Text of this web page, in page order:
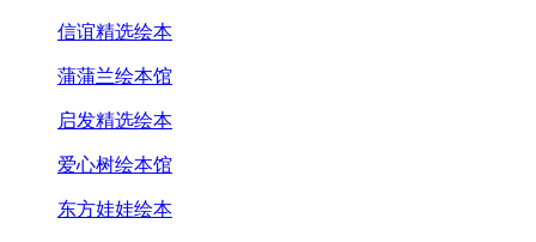
信谊精选绘本
蒲蒲兰绘本馆
启发精选绘本
爱心树绘本馆
东方娃娃绘本